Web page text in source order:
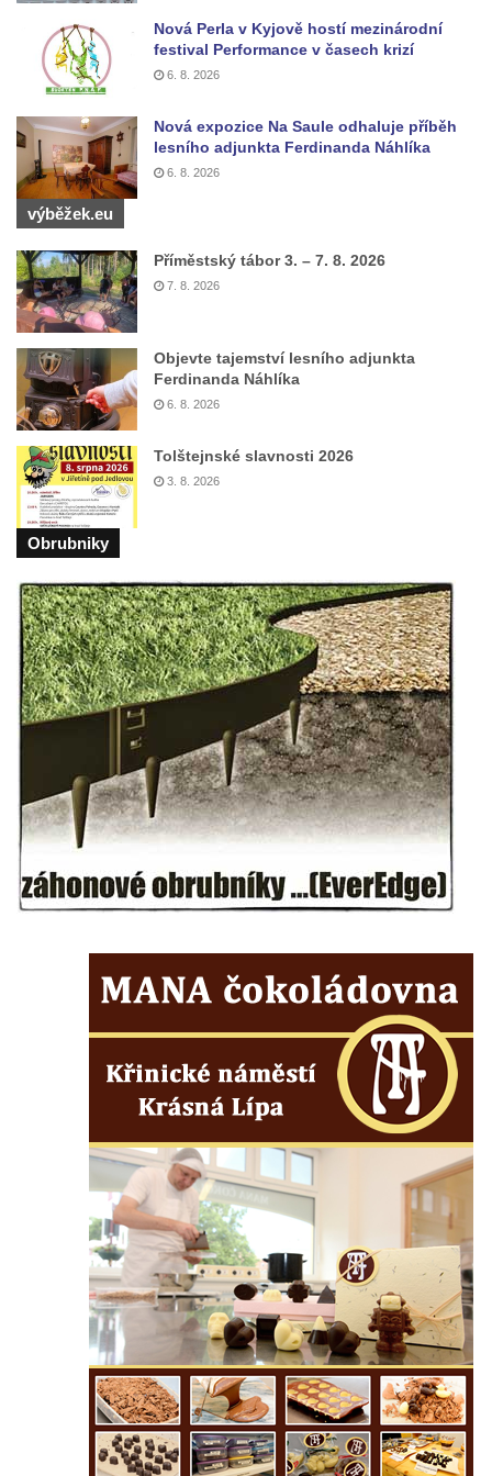
Kenotaf Antonína Krause na hřbitově v
Lužici
Pomník vojákům Rudé armády na hřbitově
v Kozlech
Pamětní deska pochodu smrti v Saupsdorfu
Pomník obětem 2. světové války v parku
Walthera von der Vogelweide v Duchcově
v Duchcově
Pomník obětem válek v Jeníkově
kapli Panny Marie v Lahošti
Pomník obětem 2. světové války v parku v
Mikulášovicích
Pomník obětem bombardování 8. 5. 1945 v
ulici U Plovárny ve Frýdlantu
Pamětní deska Rumburské vzpoury na
Základní škole Tyršova v Rumburku
Socha Nepokořený v parku Rumburské
vzpoury v Rumburku
Pamětní deska obětem holokaustu u
židovského hřbitova v Kovanicích
Pamětní deska legionářům na Obecním
úřadě v Kovanicích
Pomník obětem 1. světové války v
Kovanicích
Pomník obětem válek v Kněževsi
Pamětní deska Rudé armádě na radnici v
Pomník pracovního nasazení vězňů
koncentračního tábora v Tovární ulici v
Kenotaf Emila Posselta na hřbitově v
Krásné u Pěnčína
Kenotaf Edmunda Andera na hřbitově v
Krásné u Pěnčína
Hřbitovní kaple rodiny Fiedler na hřbitově v
Teplicích nad Metují
Kenotaf Franze Ruseho na hřbitově v
Teplicích nad Metují
Pomník obětem 2. světové války na hřbitově
v Teplicích nad Metují
Hrob Waltera Hilleho na hřbitově ve Vlčí
Nová Perla v Kyjově hostí mezinárodní
festival Performance v časech krizí
6. 8. 2026
Nová expozice Na Saule odhaluje příběh
lesního adjunkta Ferdinanda Náhlíka
6. 8. 2026
výběžek.eu
Příměstský tábor 3. – 7. 8. 2026
7. 8. 2026
Objevte tajemství lesního adjunkta
Ferdinanda Náhlíka
6. 8. 2026
Tolštejnské slavnosti 2026
3. 8. 2026
Obrubniky